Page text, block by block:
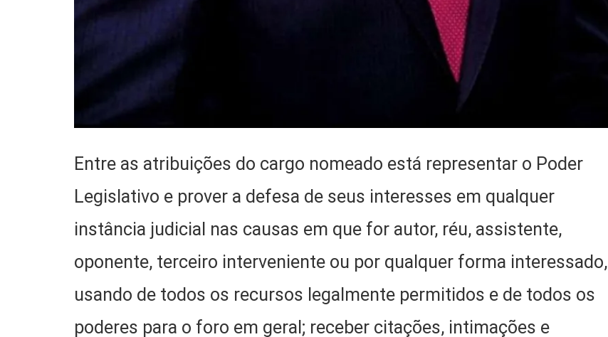
Entre as atribuições do cargo nomeado está representar o Poder
Legislativo e prover a defesa de seus interesses em qualquer
instância judicial nas causas em que for autor, réu, assistente,
oponente, terceiro interveniente ou por qualquer forma interessado,
usando de todos os recursos legalmente permitidos e de todos os
poderes para o foro em geral; receber citações, intimações e